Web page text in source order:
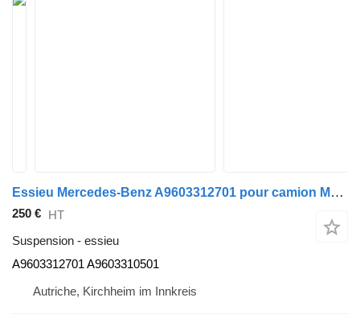
Essieu Mercedes-Benz A9603312701 pour camion Mercedes-Benz Actros Antos Arocs
250 € HT
Suspension - essieu
A9603312701 A9603310501
Autriche, Kirchheim im Innkreis